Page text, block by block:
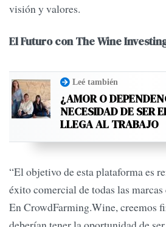
visión y valores.
El Futuro con The Wine
Leé también
¿AMOR O
NECESIDAD DE SER
LLEGA AL TRABAJO
“El objetivo de esta plataforma es
éxito comercial de todas las
En CrowdFarming.Wine, creemos